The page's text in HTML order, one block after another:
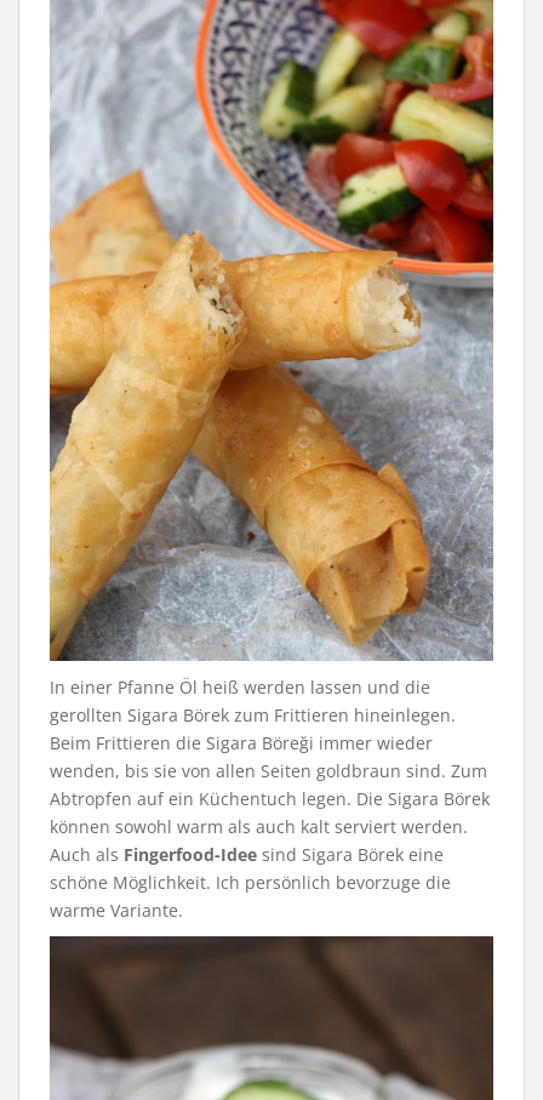
In einer Pfanne Öl heiß werden lassen und die
gerollten Sigara Börek zum Frittieren hineinlegen.
Beim Frittieren die Sigara Böreği immer wieder
wenden, bis sie von allen Seiten goldbraun sind. Zum
Abtropfen auf ein Küchentuch legen. Die Sigara Börek
können sowohl warm als auch kalt serviert werden.
Auch als Fingerfood-Idee sind Sigara Börek eine
schöne Möglichkeit. Ich persönlich bevorzuge die
warme Variante.